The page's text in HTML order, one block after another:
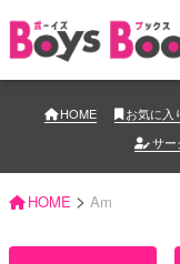
HOME お気に入
サー
HOME > Am